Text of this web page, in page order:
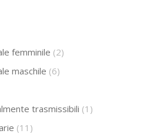
femminile (2)
maschile (6)
trasmissibili (1)
(11)